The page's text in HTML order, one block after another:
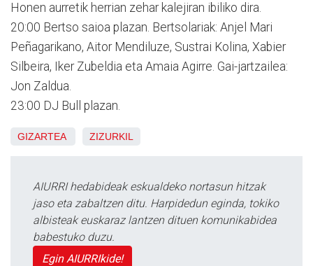
Honen aurretik herrian zehar kalejiran ibiliko dira.
20:00 Bertso saioa plazan. Bertsolariak: Anjel Mari
Peñagarikano, Aitor Mendiluze, Sustrai Kolina, Xabier
Silbeira, Iker Zubeldia eta Amaia Agirre. Gai-jartzailea:
Jon Zaldua.
23:00 DJ Bull plazan.
GIZARTEA ZIZURKIL
AIURRI hedabideak eskualdeko nortasun hitzak
jaso eta zabaltzen ditu. Harpidedun eginda, tokiko
albisteak euskaraz lantzen dituen komunikabidea
babestuko duzu.
Egin AIURRIkide!